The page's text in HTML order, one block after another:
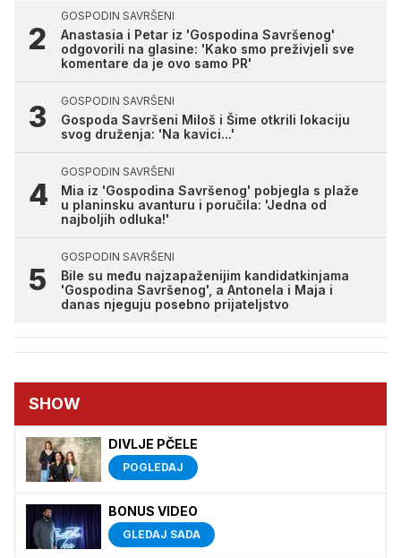
GOSPODIN SAVRŠENI
Anastasia i Petar iz 'Gospodina Savršenog'
odgovorili na glasine: 'Kako smo preživjeli sve
komentare da je ovo samo PR'
GOSPODIN SAVRŠENI
Gospoda Savršeni Miloš i Šime otkrili lokaciju
svog druženja: 'Na kavici...'
GOSPODIN SAVRŠENI
Mia iz 'Gospodina Savršenog' pobjegla s plaže
u planinsku avanturu i poručila: 'Jedna od
najboljih odluka!'
GOSPODIN SAVRŠENI
Bile su među najzapaženijim kandidatkinjama
'Gospodina Savršenog', a Antonela i Maja i
danas njeguju posebno prijateljstvo
SHOW
DIVLJE PČELE
POGLEDAJ
BONUS VIDEO
GLEDAJ SADA